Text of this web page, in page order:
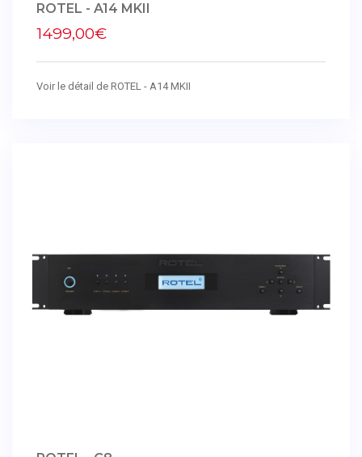
ROTEL - A14 MKII
1499,00€
Voir le détail de ROTEL - A14 MKII